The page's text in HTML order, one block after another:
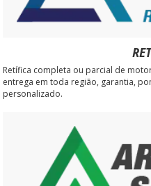
Retífica completa ou parcial de
entrega em toda região, garantia,
personalizado.